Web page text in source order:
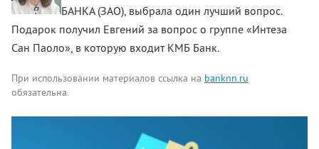
БАНКА (ЗАО), выбрала один лучший вопрос.
Подарок получил Евгений за вопрос о группе «Интеза
Сан Паоло», в которую входит КМБ Банк.
При использовании материалов ссылка на banknn.ru
обязательна.